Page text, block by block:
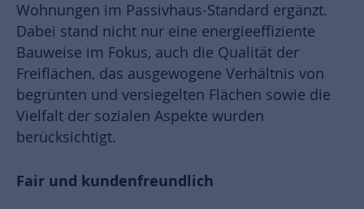
Wohnungen im Passivhaus-Standard ergänzt.
Dabei stand nicht nur eine energieeffiziente
Bauweise im Fokus, auch die Qualität der
Freiflächen, das ausgewogene Verhältnis von
begrünten und versiegelten Flächen sowie die
Vielfalt der sozialen Aspekte wurden
berücksichtigt.
Fair und kundenfreundlich